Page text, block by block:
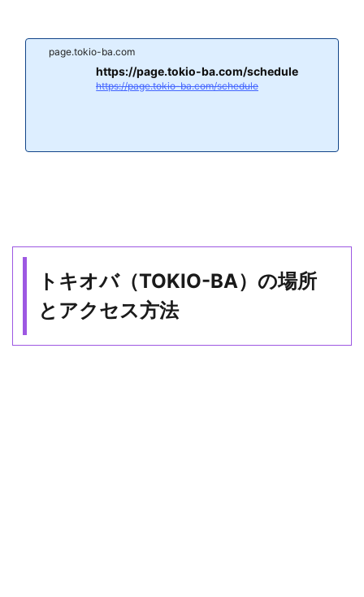
page.tokio-ba.com
https://page.tokio-ba.com/schedule
https://page.tokio-ba.com/schedule
トキオバ（TOKIO-BA）の場所
とアクセス方法